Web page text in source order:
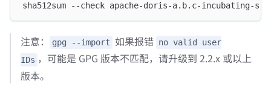
sha512sum --check apache-doris-a.b.c-incubating-
注意： gpg --import 如果报错 no valid user
IDs ，可能是 GPG 版本不匹配，请升级到 2.2.x 或以上
版本。